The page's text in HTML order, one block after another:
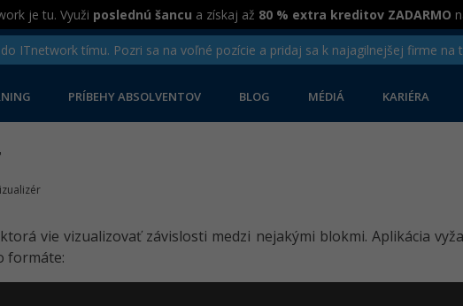
je tu. Využi poslednú šancu a získaj až 80 % extra kreditov ZADARMO
ITnetwork tímu. Pozri sa na voľné pozície a pridaj sa k najagilnejšej firme na
PRÍBEHY ABSOLVENTOV BLOG MÉDIÁ KARIÉRA
vie vizualizovať závislosti medzi nejakými blokmi. Aplikácia
formáte: